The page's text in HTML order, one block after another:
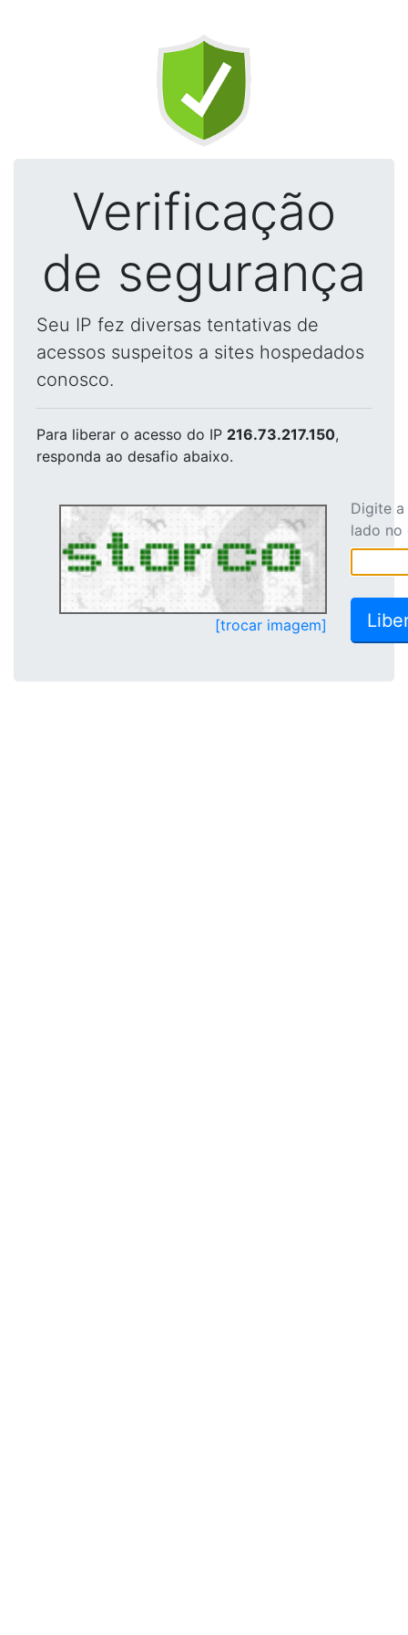
Verificação
de segurança
Seu IP fez diversas tentativas de
acessos suspeitos a sites hospedados
conosco.
Para liberar o acesso do IP 216.73.217.150,
responda ao desafio abaixo.
[trocar imagem]
Digite
lado no